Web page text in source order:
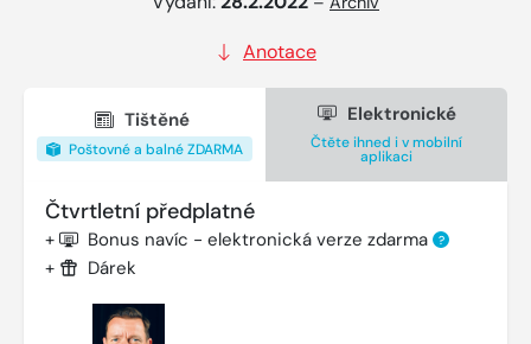
Anotace
Tištěné
Poštovné a balné ZDARMA
Elektronické
Čtěte ihned i v mobilní
aplikaci
Čtvrtletní předplatné
+ Bonus navíc - elektronická verze zdarma ?
+ Dárek